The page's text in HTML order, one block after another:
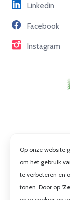
Partners
Contact
Linkedin
Facebook
Instagram
Op onze website
om het gebruik
te verbeteren en
tonen. Door op ‘